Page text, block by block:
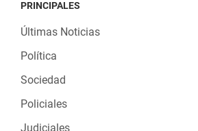
PRINCIPALES
Últimas Noticias
Política
Sociedad
Policiales
Judiciales